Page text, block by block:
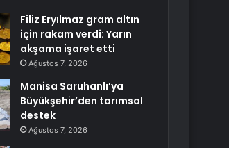
Filiz Eryılmaz gram altın
için rakam verdi: Yarın
akşama işaret etti
Ağustos 7, 2026
Manisa Saruhanlı’ya
Büyükşehir’den tarımsal
destek
Ağustos 7, 2026